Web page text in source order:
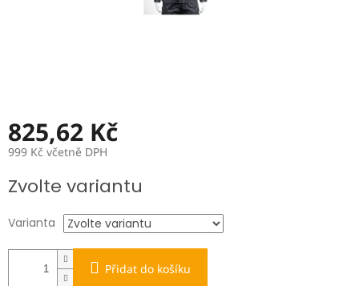
825,62 Kč
999 Kč včetně DPH
cena:
Zvolte variantu
Varianta
Přidat do košíku